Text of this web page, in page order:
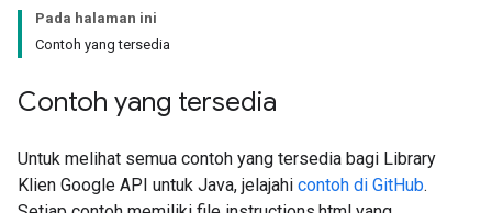
Pada halaman ini
Contoh yang tersedia
Contoh yang tersedia
Untuk melihat semua contoh yang tersedia bagi Library
Klien Google API untuk Java, jelajahi contoh di GitHub.